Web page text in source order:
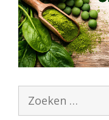
Zoek